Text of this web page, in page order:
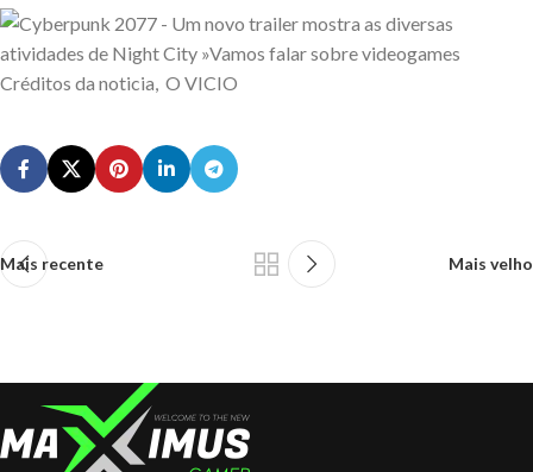
Créditos da noticia, O VICIO
Mais recente Mais velho